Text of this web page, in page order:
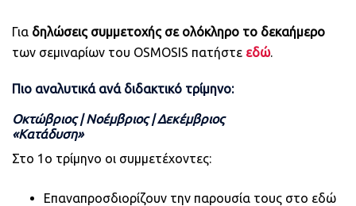
Για δηλώσεις συμμετοχής σε ολόκληρο το δεκαήμερο
των σεμιναρίων του ΟSMOSIS πατήστε εδώ.
Πιο αναλυτικά ανά διδακτικό τρίμηνο:
Οκτώβριος ǀ Νοέμβριος ǀ Δεκέμβριος
«Κατάδυση»
Στο 1ο τρίμηνο οι συμμετέχοντες:
Επαναπροσδιορίζουν την παρουσία τους στο εδώ